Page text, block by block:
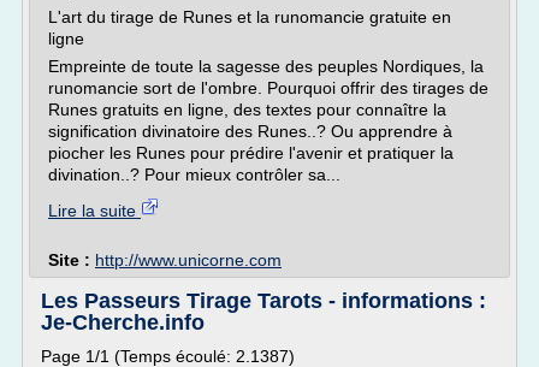
L'art du tirage de Runes et la runomancie gratuite en
ligne
Empreinte de toute la sagesse des peuples Nordiques, la
runomancie sort de l'ombre. Pourquoi offrir des tirages de
Runes gratuits en ligne, des textes pour connaître la
signification divinatoire des Runes..? Ou apprendre à
piocher les Runes pour prédire l'avenir et pratiquer la
divination..? Pour mieux contrôler sa...
Lire la suite
Site : http://www.unicorne.com
Les Passeurs Tirage Tarots - informations :
Je-Cherche.info
Page 1/1 (Temps écoulé: 2.1387)